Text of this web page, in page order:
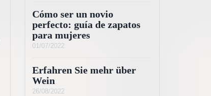
Cómo ser un novio
perfecto: guía de zapatos
para mujeres
01/07/2022
Erfahren Sie mehr über
Wein
26/08/2022